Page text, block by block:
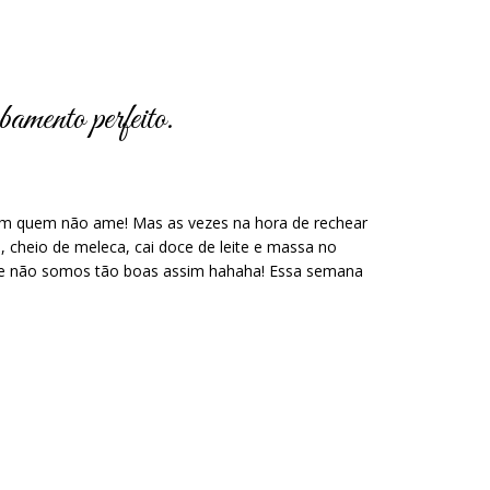
perfeito.
quem não ame! Mas as vezes na hora de rechear
de meleca, cai doce de leite e massa no
somos tão boas assim hahaha! Essa semana